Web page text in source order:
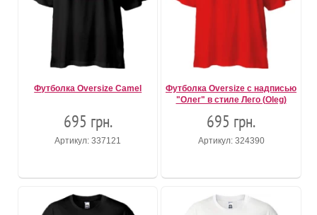
Футболка Oversize Camel
695 грн.
Артикул: 337121
Футболка Oversize с надписью
"Олег" в стиле Лего (Oleg)
695 грн.
Артикул: 324390